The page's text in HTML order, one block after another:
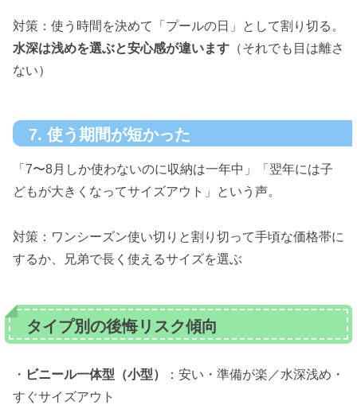
対策：使う時間を決めて「プールの日」として割り切る。
水深は浅めを選ぶと安心感が違います （それでも目は離さ
ない）
7. 使う期間が短かった
「7〜8月しか使わないのに収納は一年中」「翌年には子
どもが大きくなってサイズアウト」という声。
対策：ワンシーズン使い切りと割り切って手頃な価格帯に
するか、兄弟で長く使えるサイズを選ぶ
タイプ別の後悔リスク傾向
・ ビニール一体型（小型）
：安い・準備が楽／水深浅め・
すぐサイズアウト